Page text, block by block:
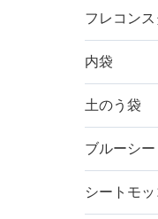
フレコンス
内袋
土のう袋
ブルーシー
シートモッ